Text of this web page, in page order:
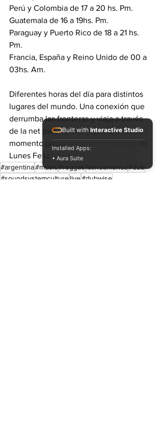
Perú y Colombia de 17 a 20 hs. Pm.
Guatemala de 16 a 19hs. Pm.
Paraguay y Puerto Rico de 18 a 21 hs.
Pm.
Francia, España y Reino Unido de 00 a
03hs. Am.
Diferentes horas del día para distintos
lugares del mundo. Una conexión que
derrumba las fronteras y viaja a través
de la net para conectarnos. Un mismo
momento para vivir el vivo y directo de
Lunes Feliz.
#argentina#music#reggaelatinoamerica#dub
#soundsystemculturelive#dubwise
Built with Interactive Studio
Installed Apps:
• Aura Suite